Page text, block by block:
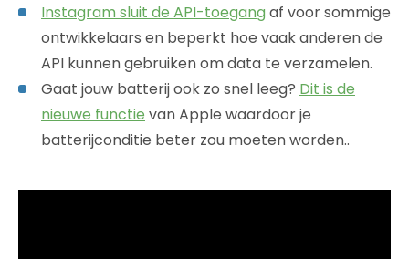
Instagram sluit de API-toegang af voor sommige
ontwikkelaars en beperkt hoe vaak anderen de
API kunnen gebruiken om data te verzamelen.
Gaat jouw batterij ook zo snel leeg? Dit is de
nieuwe functie van Apple waardoor je
batterijconditie beter zou moeten worden..